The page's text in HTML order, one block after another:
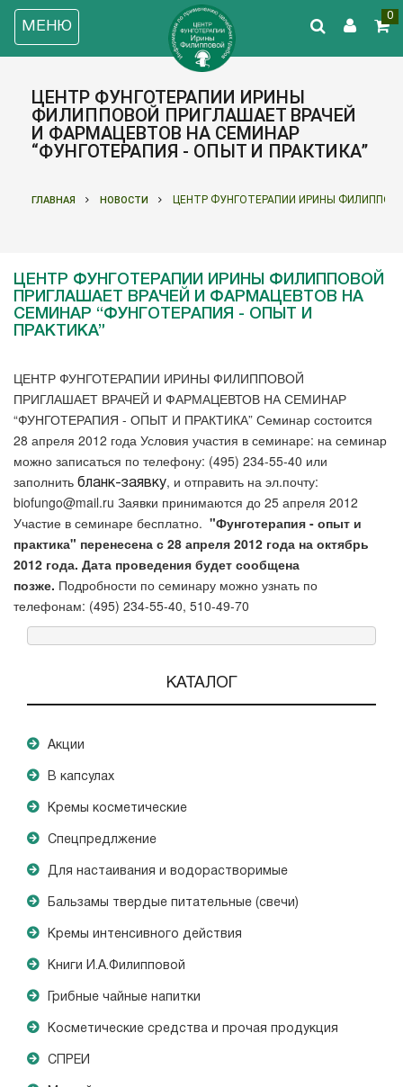
МЕНЮ
0
ЦЕНТР ФУНГОТЕРАПИИ ИРИНЫ
ФИЛИППОВОЙ ПРИГЛАШАЕТ ВРАЧЕЙ
И ФАРМАЦЕВТОВ НА СЕМИНАР
“ФУНГОТЕРАПИЯ - ОПЫТ И ПРАКТИКА”
ГЛАВНАЯ НОВОСТИ ЦЕНТР ФУНГОТЕРАПИИ ИРИНЫ
ЦЕНТР ФУНГОТЕРАПИИ ИРИНЫ ФИЛИППОВОЙ
ПРИГЛАШАЕТ ВРАЧЕЙ И ФАРМАЦЕВТОВ НА
СЕМИНАР “ФУНГОТЕРАПИЯ - ОПЫТ И
ПРАКТИКА”
ЦЕНТР ФУНГОТЕРАПИИ ИРИНЫ ФИЛИППОВОЙ
ПРИГЛАШАЕТ ВРАЧЕЙ И ФАРМАЦЕВТОВ НА СЕМИНАР
“ФУНГОТЕРАПИЯ - ОПЫТ И ПРАКТИКА” Семинар состоится
28 апреля 2012 года Условия участия в семинаре: на семинар
можно записаться по телефону: (495) 234-55-40 или
заполнить бланк-заявку, и отправить на эл.почту:
biofungo@mail.ru Заявки принимаются до 25 апреля 2012
Участие в семинаре бесплатно. "Фунготерапия - опыт и
практика" перенесена с 28 апреля 2012 года на октябрь
2012 года. Дата проведения будет сообщена
позже. Подробности по семинару можно узнать по
телефонам: (495) 234-55-40, 510-49-70
КАТАЛОГ
Акции
В капсулах
Кремы косметические
Спецпредлжение
Для настаивания и водорастворимые
Бальзамы твердые питательные (свечи)
Кремы интенсивного действия
Книги И.А.Филипповой
Грибные чайные напитки
Косметические средства и прочая продукция
СПРЕИ